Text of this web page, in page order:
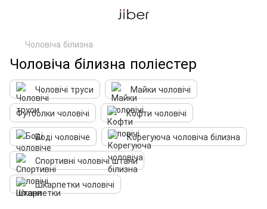
Чоловіча білизна
Чоловіча білизна поліестер
Чоловічі труси
Майки чоловічі
Футболки чоловічі
Кофти чоловічі
Боді чоловіче
Корегуюча чоловіча білизна
Спортивні чоловічі штани
Шкарпетки чоловічі